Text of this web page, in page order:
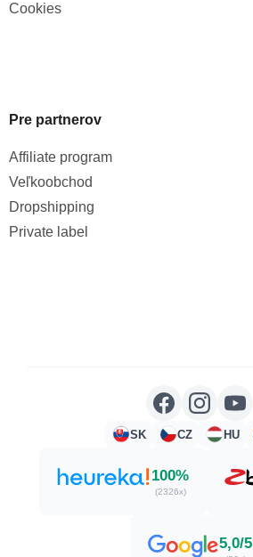
Cookies
Pre partnerov
Affiliate program
Veľkoobchod
Dropshipping
Private label
SK CZ HU
100%
(2326x)
5,0/5